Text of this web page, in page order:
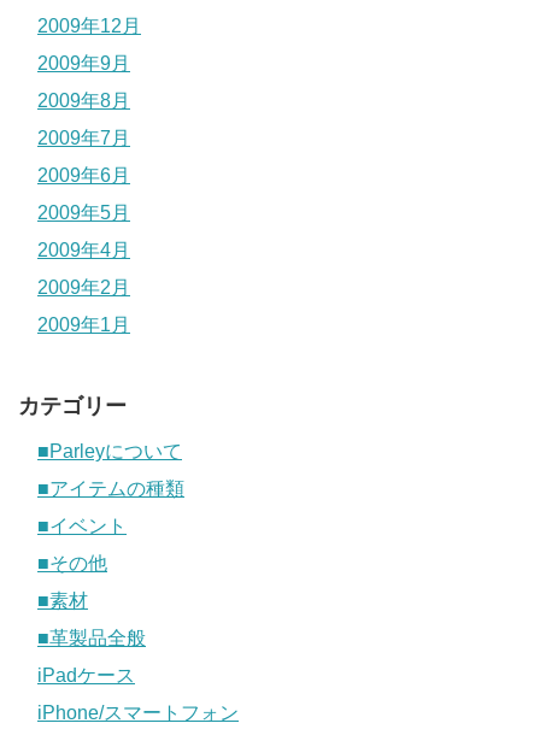
2009年12月
2009年9月
2009年8月
2009年7月
2009年6月
2009年5月
2009年4月
2009年2月
2009年1月
カテゴリー
■Parleyについて
■アイテムの種類
■イベント
■その他
■素材
■革製品全般
iPadケース
iPhone/スマートフォン